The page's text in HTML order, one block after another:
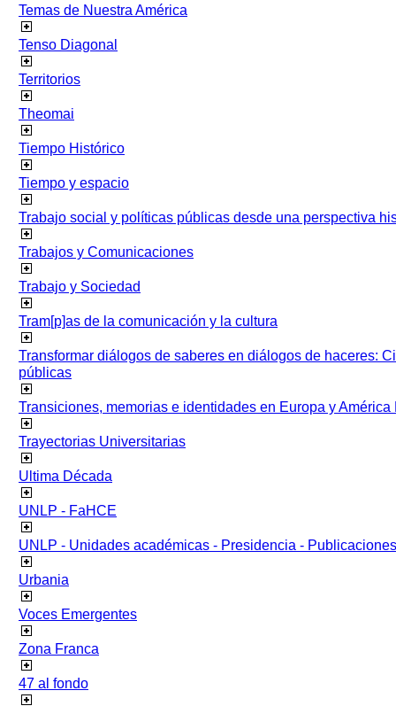
Temas de Nuestra América
Tenso Diagonal
Territorios
Theomai
Tiempo Histórico
Tiempo y espacio
Trabajo social y políticas públicas desde una perspectiva
Trabajos y Comunicaciones
Trabajo y Sociedad
Tram[p]as de la comunicación y la cultura
Transformar diálogos de saberes en diálogos de haceres:
públicas
Transiciones, memorias e identidades en Europa y América
Trayectorias Universitarias
Ultima Década
UNLP - FaHCE
UNLP - Unidades académicas - Presidencia - Publicaciones
Urbania
Voces Emergentes
Zona Franca
47 al fondo